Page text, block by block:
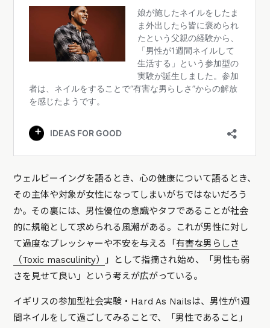
ウェルビーイングを語るとき、心の健康について語るとき、
その主体や対象が女性になってしまいがちではないだろう
か。その裏には、男性優位の意識やタフであることが社会
的に規範として求められる風潮がある。これが男性に対し
て過度なプレッシャーや不安を与える「有害な男らしさ
（Toxic masculinity）
」として指摘され始め、「男性も弱
さを見せて良い」という考えが広がっている。
イギリスの参加型社会実験・Hard As Nailsは、男性が1週
間ネイルをして過ごしてみることで、「男性であること」